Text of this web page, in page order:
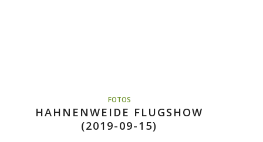
FOTOS
HAHNENWEIDE FLUGSHOW
(2019-09-15)